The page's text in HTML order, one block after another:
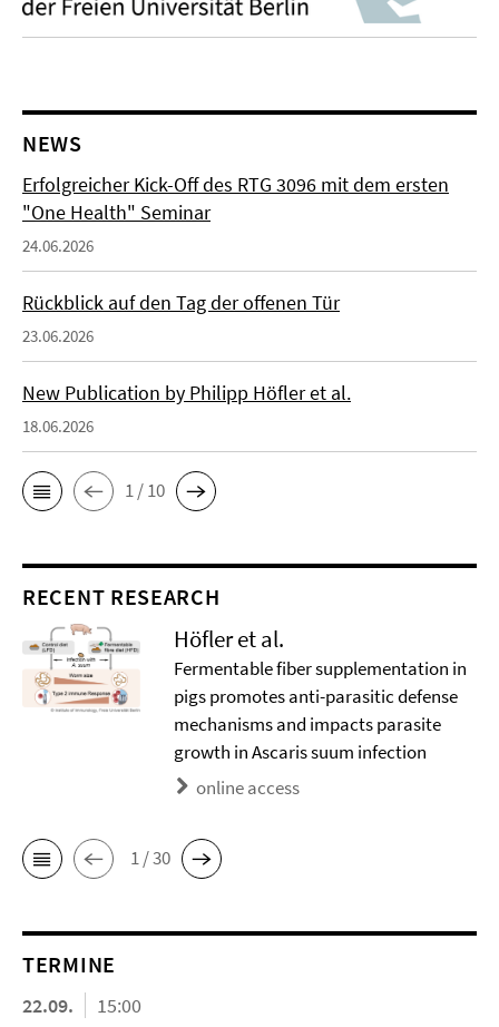
NEWS
Erfolgreicher Kick-Off des RTG 3096 mit dem ersten
"One Health" Seminar
24.06.2026
Rückblick auf den Tag der offenen Tür
23.06.2026
New Publication by Philipp Höfler et al.
18.06.2026
1 / 10
RECENT RESEARCH
Höfler et al.
Fermentable fiber supplementation in
pigs promotes anti-parasitic defense
mechanisms and impacts parasite
growth in Ascaris suum infection
online access
1 / 30
TERMINE
22.09.
15:00